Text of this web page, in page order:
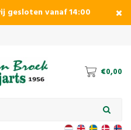
gesloten vanaf 14:00
€0,00